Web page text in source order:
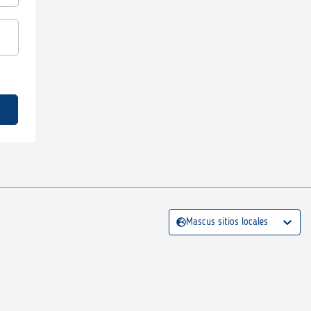
Mascus sitios locales